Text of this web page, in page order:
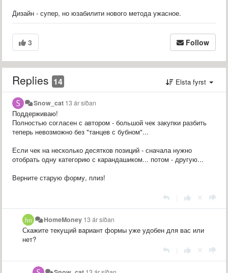
Дизайн - супер, но юзабилити нового метода ужасное.
3 Follow
Replies 14 Elsta fyrst
Snow_cat 13 ár síðan
Поддерживаю!
Полностью согласен с автором - большой чек закупки разбить
теперь невозможно без "танцев с бубном"...
Если чек на несколько десятков позиций - сначала нужно
отобрать одну категорию с карандашиком... потом - другую...
Верните старую форму, плиз!
HomeMoney 13 ár síðan
Скажите текущий вариант формы уже удобен для вас или
нет?